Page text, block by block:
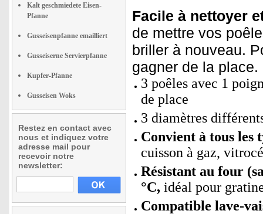
Kalt geschmiedete Eisen-
Pfanne
Gusseisenpfanne emailliert
Gusseiserne Servierpfanne
Kupfer-Pfanne
Gusseisen Woks
Restez en contact avec
nous et indiquez votre
adresse mail pour
recevoir notre
newsletter:
Facile à nettoyer
de mettre vos
briller à nouveau.
gagner de la place.
3 poêles avec 1
de place
3 diamètres
Convient à tous les
cuisson à gaz,
Résistant au four
°C, idéal pour
Compatible lave-